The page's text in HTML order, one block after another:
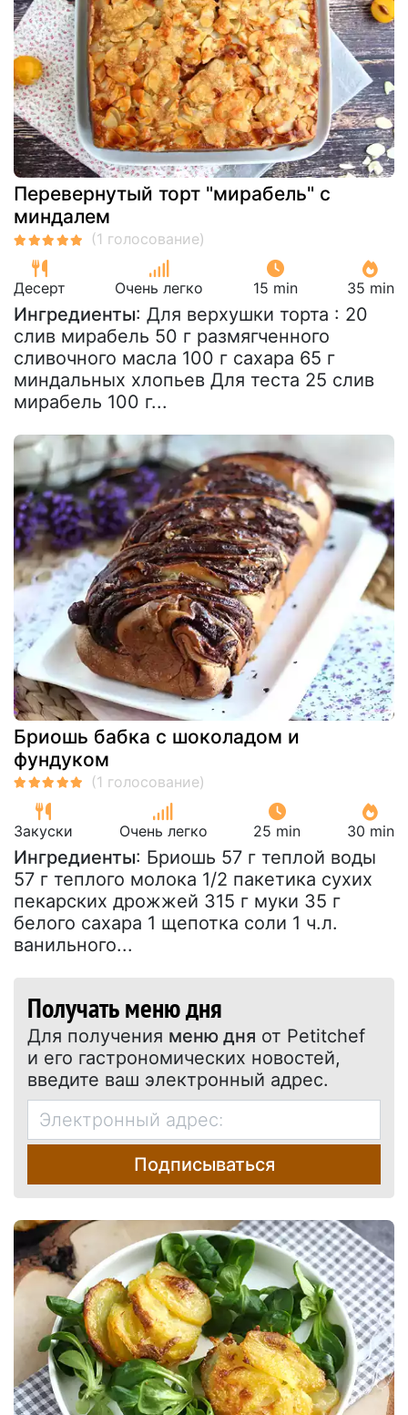
Перевернутый торт "мирабель" с
миндалем
Десерт Очень легко 15 min 35 min
Ингредиенты: Для верхушки торта : 20
слив мирабель 50 г размягченного
сливочного масла 100 г сахара 65 г
миндальных хлопьев Для теста 25 слив
мирабель 100 г...
Бриошь бабка с шоколадом и
фундуком
Закуски Очень легко 25 min 30 min
Ингредиенты: Бриошь 57 г теплой воды
57 г теплого молока 1/2 пакетика сухих
пекарских дрожжей 315 г муки 35 г
белого сахара 1 щепотка соли 1 ч.л.
ванильного...
Получать меню дня
Для получения меню дня от Petitchef
и его гастрономических новостей,
введите ваш электронный адрес.
Подписываться